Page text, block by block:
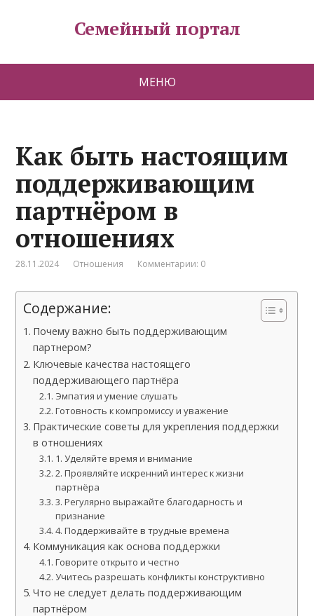
Семейный портал
МЕНЮ
Как быть настоящим
поддерживающим
партнёром в
отношениях
28.11.2024 Отношения Комментарии: 0
Содержание:
Почему важно быть поддерживающим
партнером?
Ключевые качества настоящего
поддерживающего партнёра
Эмпатия и умение слушать
Готовность к компромиссу и уважение
Практические советы для укрепления поддержки
в отношениях
1. Уделяйте время и внимание
2. Проявляйте искренний интерес к жизни
партнёра
3. Регулярно выражайте благодарность и
признание
4. Поддерживайте в трудные времена
Коммуникация как основа поддержки
Говорите открыто и честно
Учитесь разрешать конфликты конструктивно
Что не следует делать поддерживающим
партнёром